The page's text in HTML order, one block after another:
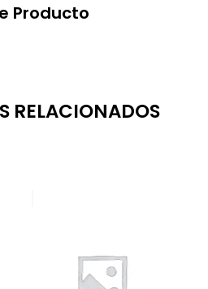
Producto
RELACIONADOS